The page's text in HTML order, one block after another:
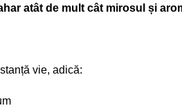
atât de mult cât mirosul și
vie, adică: